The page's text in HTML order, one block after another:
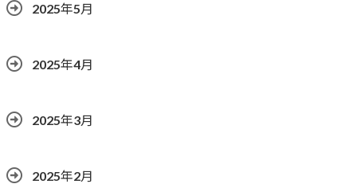
2025年5月
2025年4月
2025年3月
2025年2月